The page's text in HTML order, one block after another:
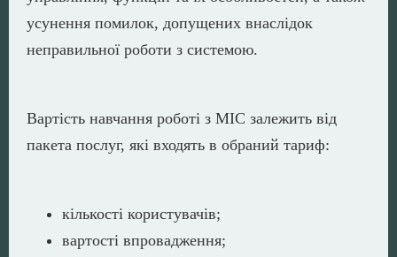
усунення помилок, допущених внаслідок
неправильної роботи з системою.
Вартість навчання роботі з МІС залежить від
пакета послуг, які входять в обраний тариф:
кількості користувачів;
вартості впровадження;